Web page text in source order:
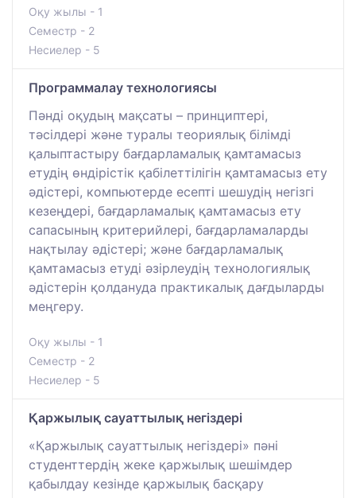
Оқу жылы - 1
Семестр - 2
Несиелер - 5
Программалау технологиясы
Пәнді оқудың мақсаты – принциптері,
тәсілдері және туралы теориялық білімді
қалыптастыру бағдарламалық қамтамасыз
етудің өндірістік қабілеттілігін қамтамасыз ету
әдістері, компьютерде есепті шешудің негізгі
кезеңдері, бағдарламалық қамтамасыз ету
сапасының критерийлері, бағдарламаларды
нақтылау әдістері; және бағдарламалық
қамтамасыз етуді әзірлеудің технологиялық
әдістерін қолдануда практикалық дағдыларды
меңгеру.
Оқу жылы - 1
Семестр - 2
Несиелер - 5
Қаржылық сауаттылық негіздері
«Қаржылық сауаттылық негіздері» пәні
студенттердің жеке қаржылық шешімдер
қабылдау кезінде қаржылық басқару